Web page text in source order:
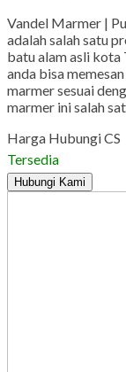
Vandel Marmer |
adalah salah satu
batu alam asli kota
anda bisa
marmer sesuai
marmer ini salah
Harga Hubungi CS
Tersedia
Hubungi Kami